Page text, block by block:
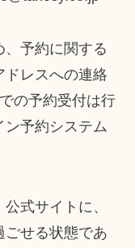
予約に関する
ドレスへの連絡
の予約受付は行
ン予約システム
式サイトに、
ごせる状態であ